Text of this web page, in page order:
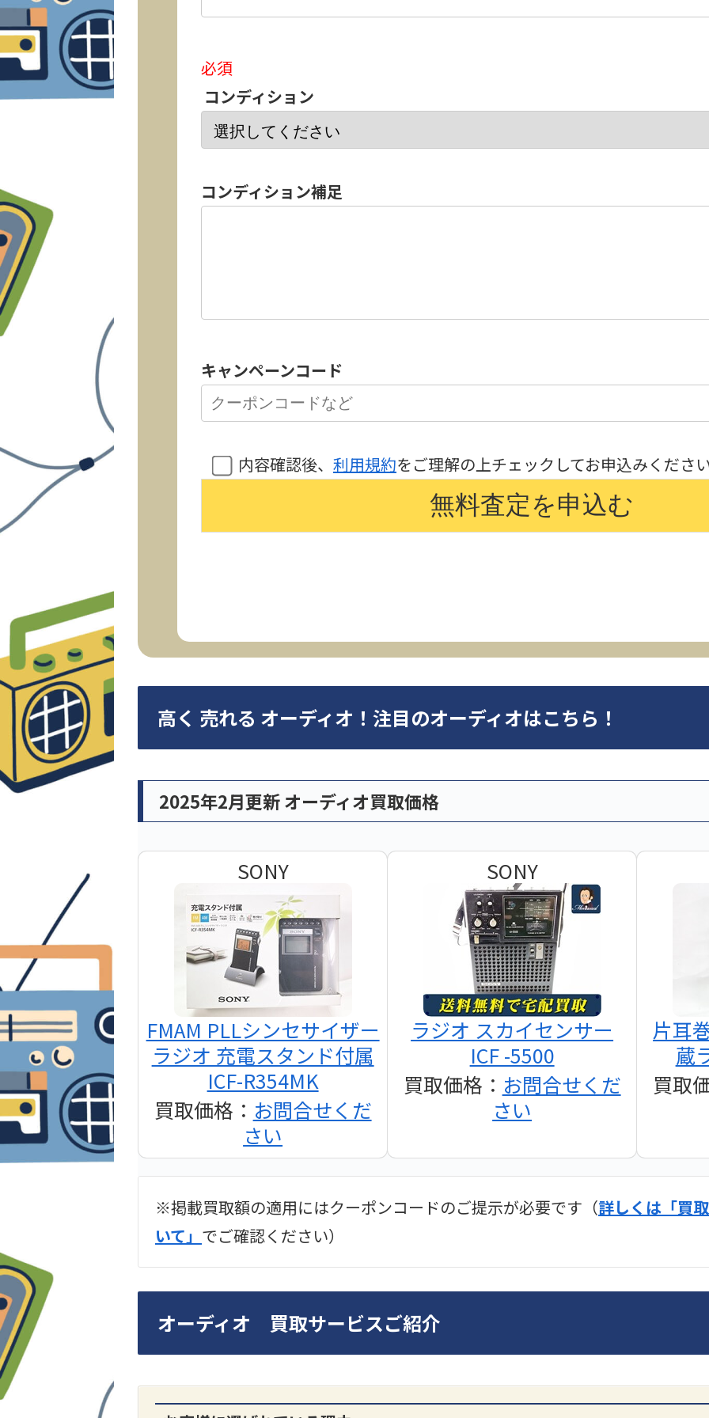
必須
コンディション
コンディション補足
キャンペーンコード
内容確認後、 利用規約をご理解の上チェックしてお申込みくださ
高く 売れる オーディオ！注目のオーディオはこちら！
2025年2月更新 オーディオ買取価格
SONY
FMAM PLLシンセサイザー
ラジオ 充電スタンド付属
ICF-R354MK
買取価格： お問合せくだ
さい
SONY
ラジオ スカイセンサー
ICF -5500
買取価格： お問合せくだ
さい
片耳
蔵
買取
2024年12月更新 オーディオ買取価格
LUXKIT
A3300 真空管プリアンプ
SONY
DA7000ES アンプ
PMA-
※掲載買取額の適用にはクーポンコードのご提示が必要です（詳しくは「買
いて」 でご確認ください）
オーディオ 買取サービスご紹介